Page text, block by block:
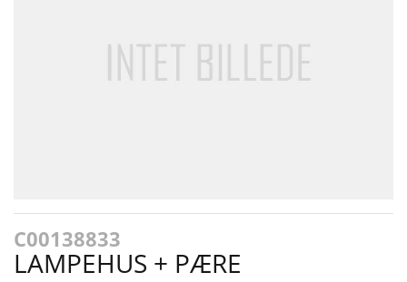
C00138833
LAMPEHUS + PÆRE